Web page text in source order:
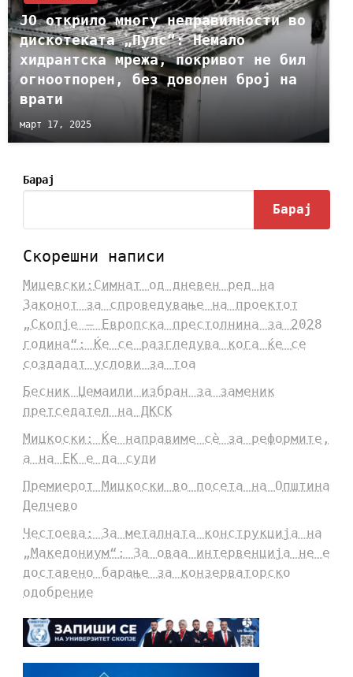
ЈО открило многу неправилности во
дискотеката „Пулс“: Немало
хидрантска мрежа, покривот не бил
огноотпорен, без доволен број на
врати
март 17, 2025
Барај
Барај
Скорешни написи
Мицевски:Симнат од дневен ред на
Законот за спроведување на проектот
„Скопје – Европска престолнина за 2028
година“: Ќе се разгледува кога ќе се
создадат услови за тоа
Бесник Џемаили избран за заменик
претседател на ДКСК
Мицкоски: Ќе направиме сè за реформите,
а на ЕК е да суди
Премиерот Мицкоски во посета на Општина
Делчево
Честоева: За металната конструкција на
„Македониум“: За оваа интервенција не е
доставено барање за конзерваторско
одобрение